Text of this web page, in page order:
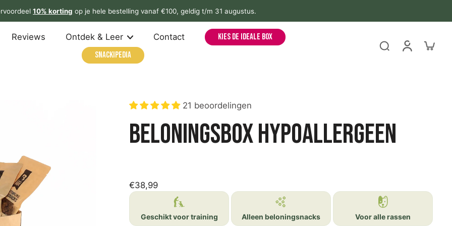
10% korting op je hele bestelling vanaf €100, geldig t/m 31 augustus.
Reviews Ontdek & Leer Contact
Kies de ideale box
Snackipedia
21 beoordelingen
Beloningsbox Hypoallergeen
€38,99
Geschikt voor training Alleen beloningsnacks Voor alle rassen